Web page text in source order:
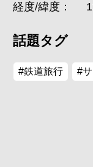
経度/緯度：
話題タグ
#鉄道旅行 #